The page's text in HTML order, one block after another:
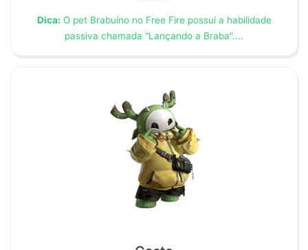
Dica: O pet Brabuíno no Free Fire possui a habilidade
passiva chamada "Lançando a Braba"....